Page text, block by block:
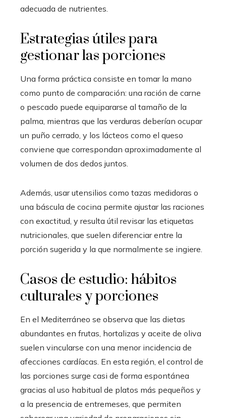
adecuada de nutrientes.
Estrategias útiles para
gestionar las porciones
Una forma práctica consiste en tomar la mano
como punto de comparación: una ración de carne
o pescado puede equipararse al tamaño de la
palma, mientras que las verduras deberían ocupar
un puño cerrado, y los lácteos como el queso
conviene que correspondan aproximadamente al
volumen de dos dedos juntos.
Además, usar utensilios como tazas medidoras o
una báscula de cocina permite ajustar las raciones
con exactitud, y resulta útil revisar las etiquetas
nutricionales, que suelen diferenciar entre la
porción sugerida y la que normalmente se ingiere.
Casos de estudio: hábitos
culturales y porciones
En el Mediterráneo se observa que las dietas
abundantes en frutas, hortalizas y aceite de oliva
suelen vincularse con una menor incidencia de
afecciones cardíacas. En esta región, el control de
las porciones surge casi de forma espontánea
gracias al uso habitual de platos más pequeños y
a la presencia de entremeses, que permiten